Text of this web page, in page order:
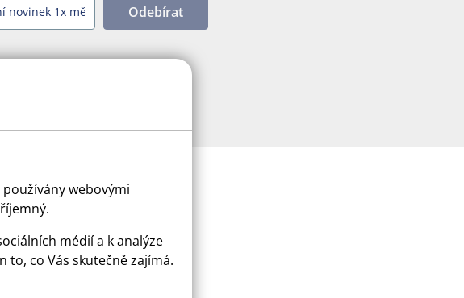
Odebírat
webovými
médií a k analýze
to, co Vás skutečně zajímá.